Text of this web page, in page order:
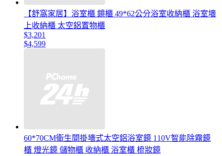
【舒窩家居】浴室櫃 鏡櫃 49*62公分浴室收納櫃 浴室墻
上收納櫃 太空鋁置物櫃
$3,201
$4,599
60*70CM衛生間掛墻式太空鋁浴室鏡 110V智能除霧鏡
櫃 燈光鏡 儲物櫃 收納櫃 浴室櫃 梳妝鏡